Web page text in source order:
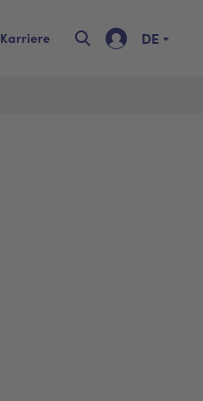
DE
Karriere